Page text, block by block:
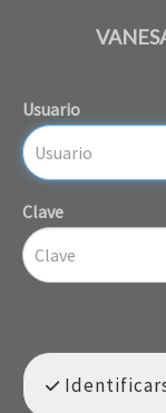
Usuario
Clave